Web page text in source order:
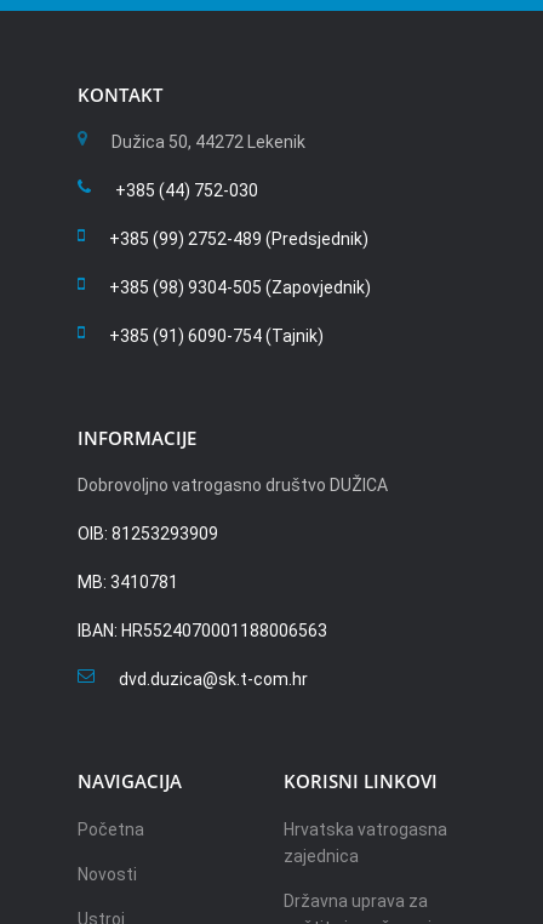
KONTAKT
Dužica 50, 44272 Lekenik
+385 (44) 752-030
+385 (99) 2752-489 (Predsjednik)
+385 (98) 9304-505 (Zapovjednik)
+385 (91) 6090-754 (Tajnik)
INFORMACIJE
Dobrovoljno vatrogasno društvo DUŽICA
OIB: 81253293909
MB: 3410781
IBAN: HR5524070001188006563
dvd.duzica@sk.t-com.hr
NAVIGACIJA
Početna
Novosti
Ustroj
KORISNI LINKOVI
Hrvatska vatrogasna
zajednica
Državna uprava za